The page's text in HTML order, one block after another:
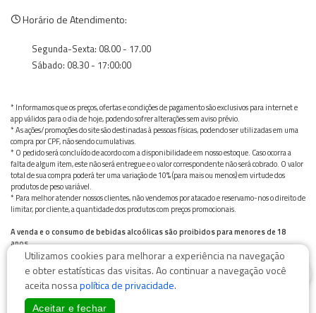
Horário de Atendimento:
Segunda-Sexta: 08.00 - 17.00
Sábado: 08.30 - 17:00:00
* Informamos que os preços, ofertas e condições de pagamento são exclusivos para internet e
app válidos para o dia de hoje, podendo sofrer alterações sem aviso prévio.
* As ações/promoções do site são destinadas à pessoas físicas, podendo ser utilizadas em uma
compra por CPF, não sendo cumulativas.
* O pedido será concluído de acordo com a disponibilidade em nosso estoque. Caso ocorra a
falta de algum item, este não será entregue e o valor correspondente não será cobrado. O valor
total de sua compra poderá ter uma variação de 10% (para mais ou menos) em virtude dos
produtos de peso variável.
* Para melhor atender nossos clientes, não vendemos por atacado e reservamo-nos o direito de
limitar, por cliente, a quantidade dos produtos com preços promocionais.
A venda e o consumo de bebidas alcoólicas são proibidos para menores de 18
anos.
Bebida alcoólica pode causar dependência química e, em excesso, provoca graves males à saúde.
Beba com moderação
Utilizamos cookies para melhorar a experiência na navegação
e obter estatísticas das visitas. Ao continuar a navegação você
aceita nossapolítica de privacidade.
Aceitar e fechar